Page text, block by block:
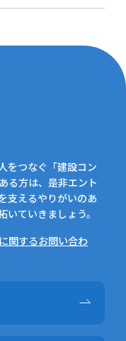
をつなぐ「建設コン
る方は、是非エント
支えるやりがいのあ
ていきましょう。
関するお問い合わ